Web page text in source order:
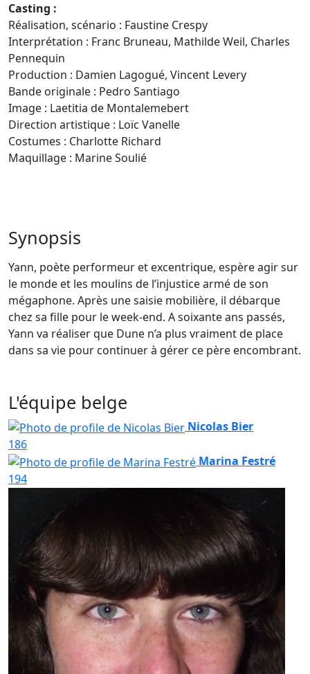
Casting :
Réalisation, scénario : Faustine Crespy
Interprétation : Franc Bruneau, Mathilde Weil, Charles
Pennequin
Production : Damien Lagogué, Vincent Levery
Bande originale : Pedro Santiago
Image : Laetitia de Montalemebert
Direction artistique : Loïc Vanelle
Costumes : Charlotte Richard
Maquillage : Marine Soulié
Synopsis
Yann, poète performeur et excentrique, espère agir sur
le monde et les moulins de l’injustice armé de son
mégaphone. Après une saisie mobilière, il débarque
chez sa fille pour le week-end. A soixante ans passés,
Yann va réaliser que Dune n’a plus vraiment de place
dans sa vie pour continuer à gérer ce père encombrant.
L'équipe belge
Nicolas Bier
186
Marina Festré
194